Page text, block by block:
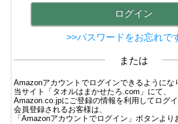
>>パスワードをお忘れで
または
Amazonアカウントでログインできるようにな
当サイト「タオルはまかせたろ.com」にて、
Amazon.co.jpにご登録の情報を利用してログイ
会員登録されるお客様は、
「Amazonアカウントでログイン」ボタンより